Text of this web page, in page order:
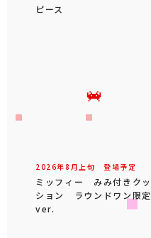
ピース
2026年8 月 上旬 登場予定
ミッフィー みみ付きクッ
ション ラウンドワン限定
ver.